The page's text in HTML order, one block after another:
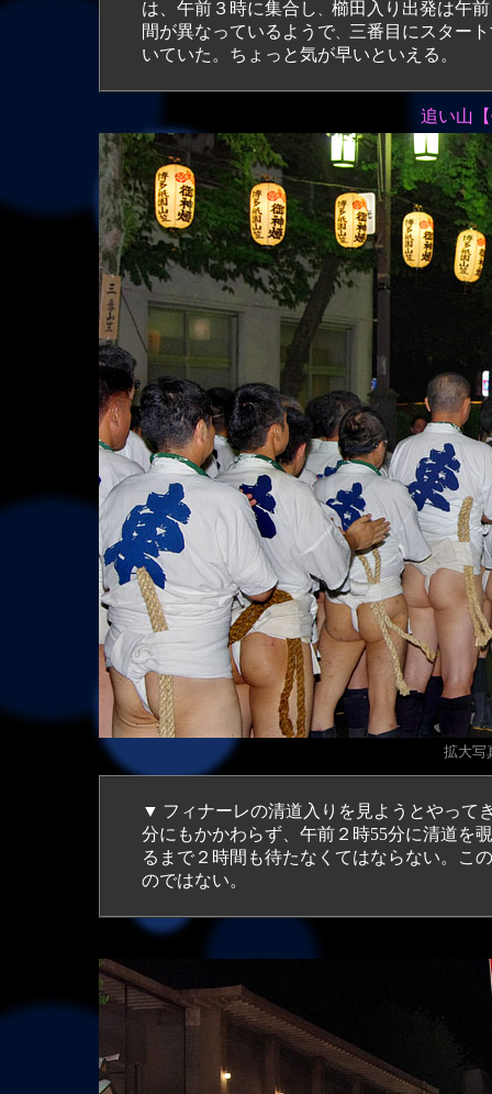
は、午前３時に集合し 、 櫛田入り出発は午
間が異なっているようで、 三番目にスター
いていた。ちょっと気が早いといえる。
拡大写
▼ フィナーレの清道入りを見ようとやって
分にもかかわらず、午前２時55分に清道を
るまで２時間も待たなくてはならない。こ
のではない。